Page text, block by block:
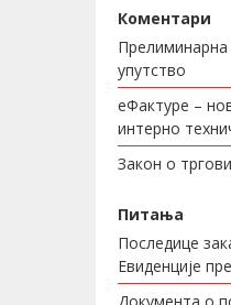
Коментари
Прелиминарна
упутство
еФактуре –
интерно
Закон о
Питања
Последице
Евиденције